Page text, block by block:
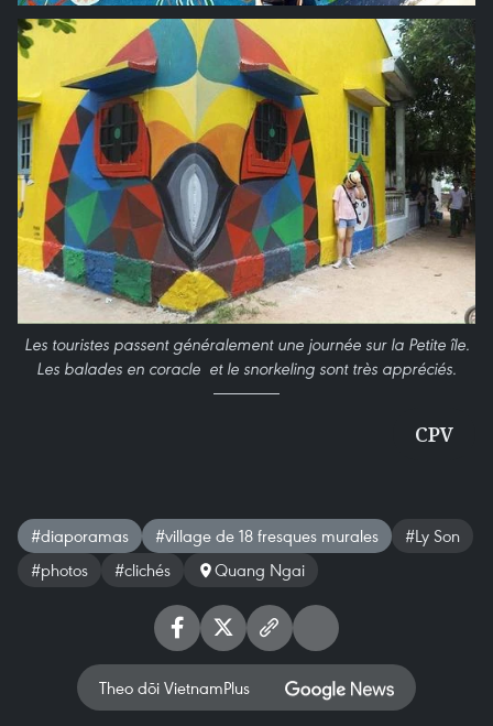
Les touristes passent généralement une journée sur la Petite île.
Les balades en coracle et le snorkeling sont très appréciés.
CPV
#diaporamas #village de 18 fresques murales
#Ly Son
#photos
#clichés Quang Ngai
Theo dõi VietnamPlus